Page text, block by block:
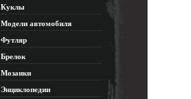
Куклы
Модели автомобиля
Футляр
Брелок
Мозаики
Энциклопедии